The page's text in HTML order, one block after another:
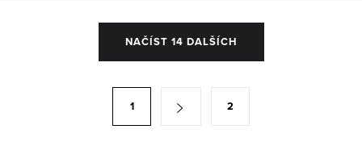
NAČÍST 14 DALŠÍCH
1 2